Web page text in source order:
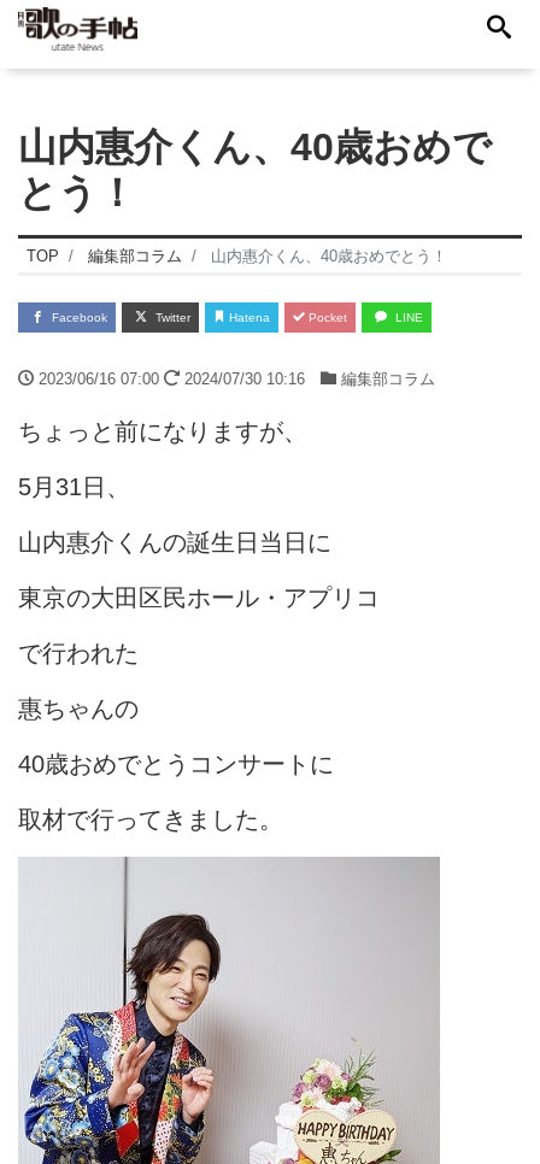
山内惠介くん、40歳おめで
とう！
TOP 編集部コラム 山内惠介くん、40歳おめでとう！
Facebook Twitter Hatena Pocket LINE
2023/06/16 07:00 2024/07/30 10:16 編集部コラム
ちょっと前になりますが、
5月31日、
山内惠介くんの誕生日当日に
東京の大田区民ホール・アプリコ
で行われた
惠ちゃんの
40歳おめでとうコンサートに
取材で行ってきました。